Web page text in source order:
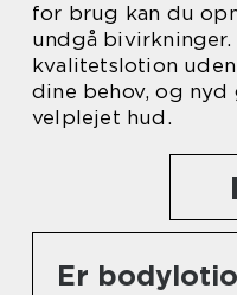
for brug kan du
undgå
kvalitetslotion
dine behov, og
velplejet hud.
Er